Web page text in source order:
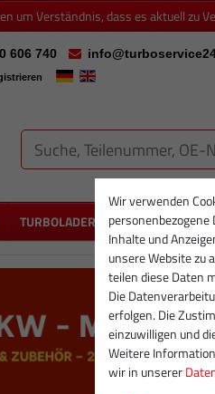
um Verständnis, dass es aktuell zu
606 740
TURBOLADER NEU
Wir verwenden
personenbezogene
Inhalte und
unsere Website zu
teilen diese Daten
Die
erfolgen. Die
einzuwilligen und
Weitere
wir in unserer